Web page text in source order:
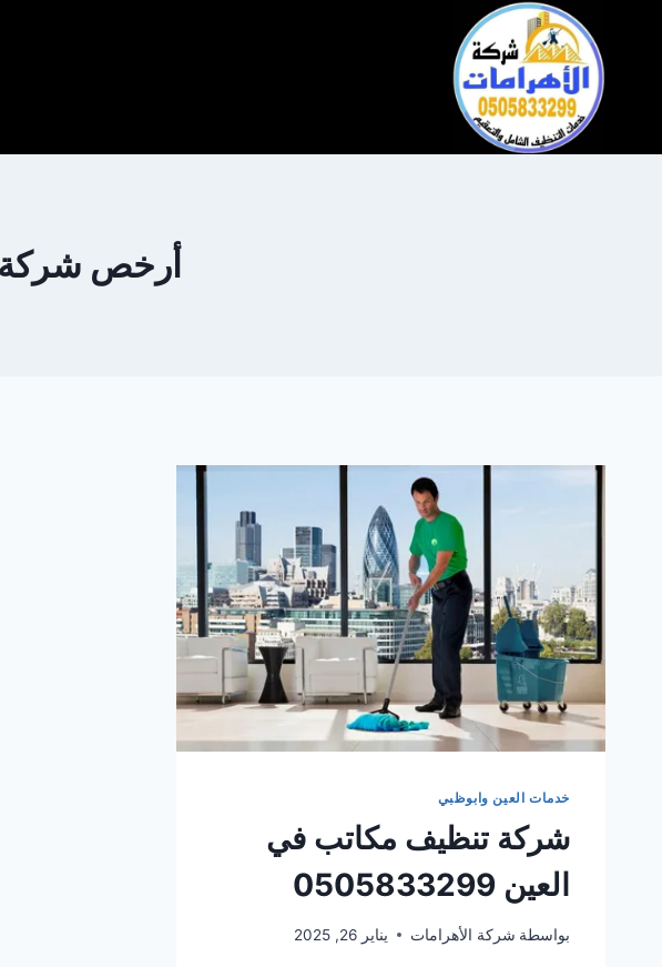
المحتوى
أرخص شركة
خدمات العين وابوظبي
شركة تنظيف مكاتب في
العين 0505833299
بواسطة شركة الأهرامات يناير 26, 2025